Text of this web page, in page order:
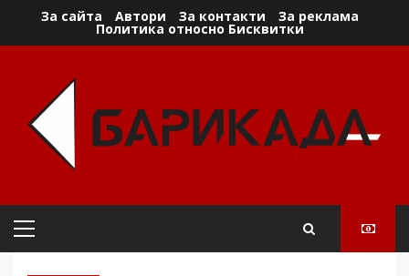
За сайта Автори За контакти За реклама
Политика относно Бисквитки
Primary